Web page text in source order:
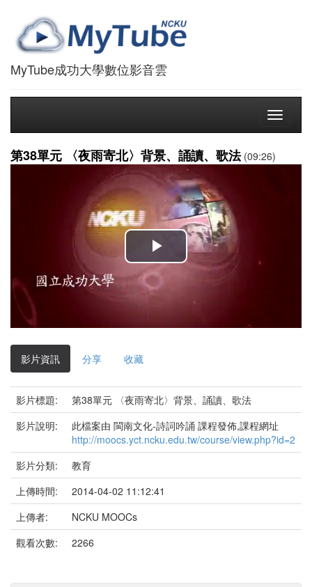
MyTube成功大學數位影音雲
Toggle
第38單元 〈夜雨寄北〉背景、誦讀、歌法(09:26)
播
放
影
影片資訊 分享 收藏
影片標題:
第38單元 〈夜雨寄北〉背景、誦讀、歌法
影片說明:
此檔案由 閩南文化-詩詞吟誦 課程發佈,課程網址
http://moocs.yct.ncku.edu.tw/course/view.php?id=2
影片分類:
教育
上傳時間:
2014-04-02 11:12:41
上傳者:
NCKU MOOCs
觀看次數:
2266